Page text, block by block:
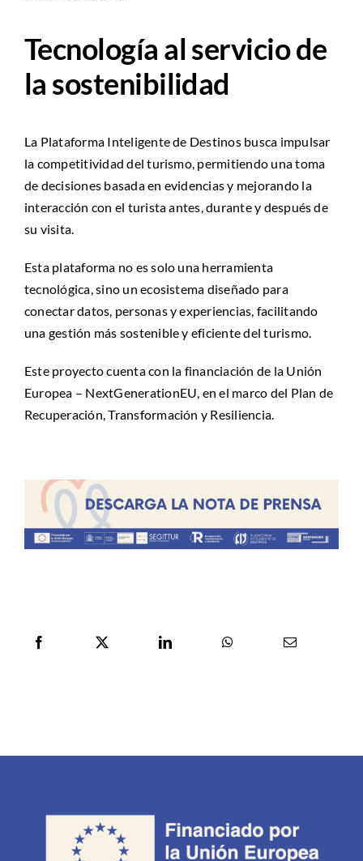
Tecnología al servicio de
la sostenibilidad
La Plataforma Inteligente de Destinos busca impulsar
la competitividad del turismo, permitiendo una toma
de decisiones basada en evidencias y mejorando la
interacción con el turista antes, durante y después de
su visita.
Esta plataforma no es solo una herramienta
tecnológica, sino un ecosistema diseñado para
conectar datos, personas y experiencias, facilitando
una gestión más sostenible y eficiente del turismo.
Este proyecto cuenta con la financiación de la Unión
Europea – NextGenerationEU, en el marco del Plan de
Recuperación, Transformación y Resiliencia.